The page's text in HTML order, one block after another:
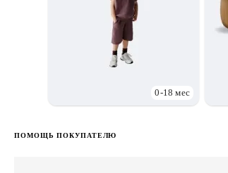
0-18 мес
ПОМОЩЬ ПОКУПАТЕЛЮ